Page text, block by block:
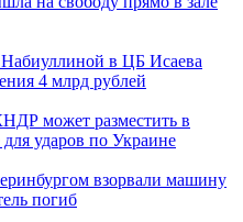
в ЦБ Исаева
4 млрд рублей
может разместить в
ударов по Украине
взорвали машину
погиб